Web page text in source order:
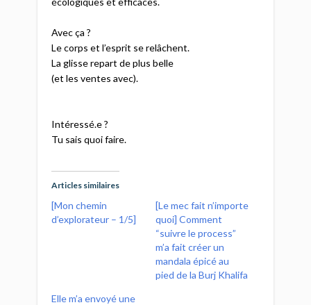
Avec ça ?
Le corps et l’esprit se relâchent.
La glisse repart de plus belle
(et les ventes avec).
Intéressé.e ?
Tu sais quoi faire.
Articles similaires
[Mon chemin
d’explorateur – 1/5]​
[Le mec fait n’importe
quoi] Comment
“suivre le process”
m’a fait créer un
mandala épicé au
pied de la Burj Khalifa
Elle m’a envoyé une